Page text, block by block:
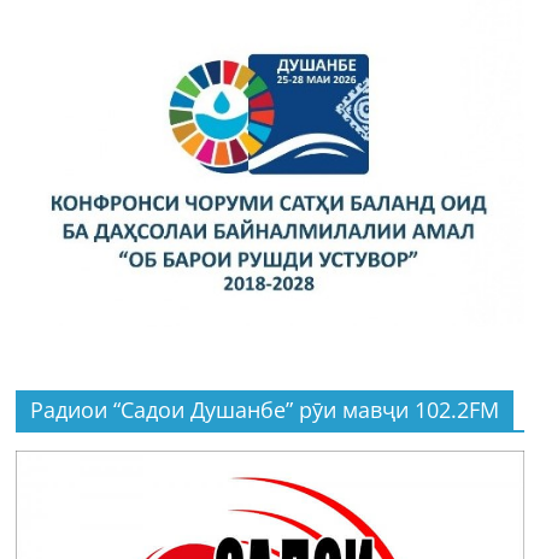
Радиои “Садои Душанбе” рӯи мавҷи 102.2FM